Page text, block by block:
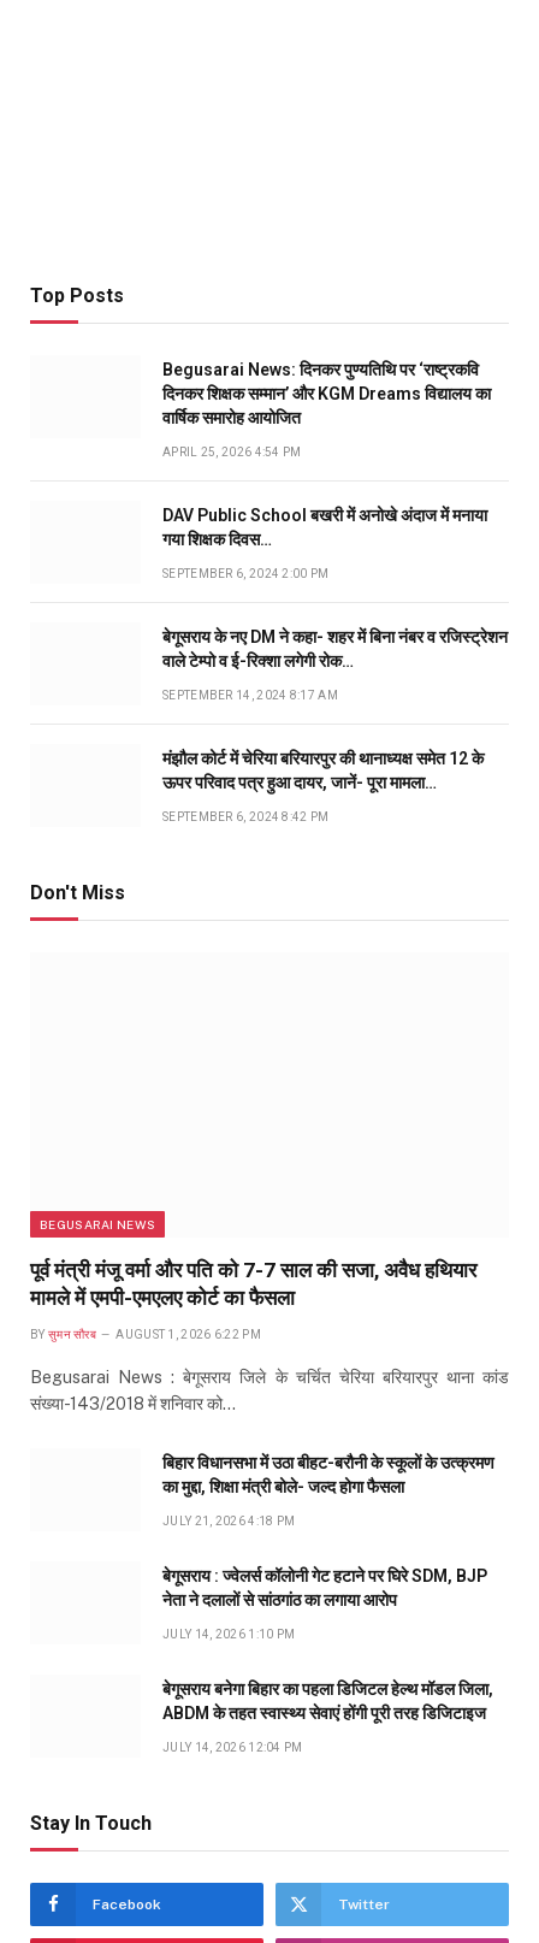
Top Posts
Begusarai News: दिनकर पुण्यतिथि पर ‘राष्ट्रकवि
दिनकर शिक्षक सम्मान’ और KGM Dreams विद्यालय का
वार्षिक समारोह आयोजित
APRIL 25, 2026 4:54 PM
DAV Public School बखरी में अनोखे अंदाज में मनाया
गया शिक्षक दिवस…
SEPTEMBER 6, 2024 2:00 PM
बेगूसराय के नए DM ने कहा- शहर में बिना नंबर व रजिस्ट्रेशन
वाले टेम्पो व ई-रिक्शा लगेगी रोक…
SEPTEMBER 14, 2024 8:17 AM
मंझौल कोर्ट में चेरिया बरियारपुर की थानाध्यक्ष समेत 12 के
ऊपर परिवाद पत्र हुआ दायर, जानें- पूरा मामला…
SEPTEMBER 6, 2024 8:42 PM
Don't Miss
BEGUSARAI NEWS
पूर्व मंत्री मंजू वर्मा और पति को 7-7 साल की सजा, अवैध हथियार
मामले में एमपी-एमएलए कोर्ट का फैसला
BY सुमन सौरब AUGUST 1, 2026 6:22 PM
Begusarai News : बेगूसराय जिले के चर्चित चेरिया बरियारपुर थाना कांड
संख्या-143/2018 में शनिवार को…
बिहार विधानसभा में उठा बीहट-बरौनी के स्कूलों के उत्क्रमण
का मुद्दा, शिक्षा मंत्री बोले- जल्द होगा फैसला
JULY 21, 2026 4:18 PM
बेगूसराय : ज्वेलर्स कॉलोनी गेट हटाने पर घिरे SDM, BJP
नेता ने दलालों से सांठगांठ का लगाया आरोप
JULY 14, 2026 1:10 PM
बेगूसराय बनेगा बिहार का पहला डिजिटल हेल्थ मॉडल जिला,
ABDM के तहत स्वास्थ्य सेवाएं होंगी पूरी तरह डिजिटाइज
JULY 14, 2026 12:04 PM
Stay In Touch
Facebook Twitter